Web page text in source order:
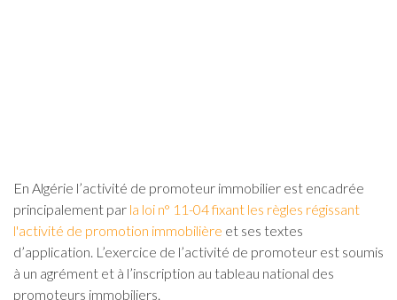
En Algérie l’activité de promoteur immobilier est encadrée
principalement par la loi n° 11-04 fixant les règles régissant
l'activité de promotion immobilière et ses textes
d’application. L’exercice de l’activité de promoteur est soumis
à un agrément et à l’inscription au tableau national des
promoteurs immobiliers.